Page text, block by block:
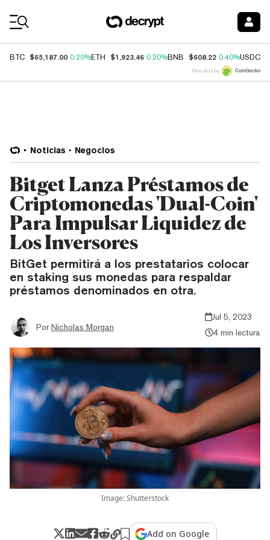
BTC $65,187.00 0.20%ETH $1,923.46 0.20%BNB $608.22 0.40%USDC
Price data by
Noticias Negocios
Bitget Lanza Préstamos de
Criptomonedas 'Dual-Coin'
Para Impulsar Liquidez de
Los Inversores
BitGet permitirá a los prestatarios colocar
en staking sus monedas para respaldar
préstamos denominados en otra.
Por Nicholas Morgan
Jul 5, 2023
4 min lectura
Image: Shutterstock
Add on Google